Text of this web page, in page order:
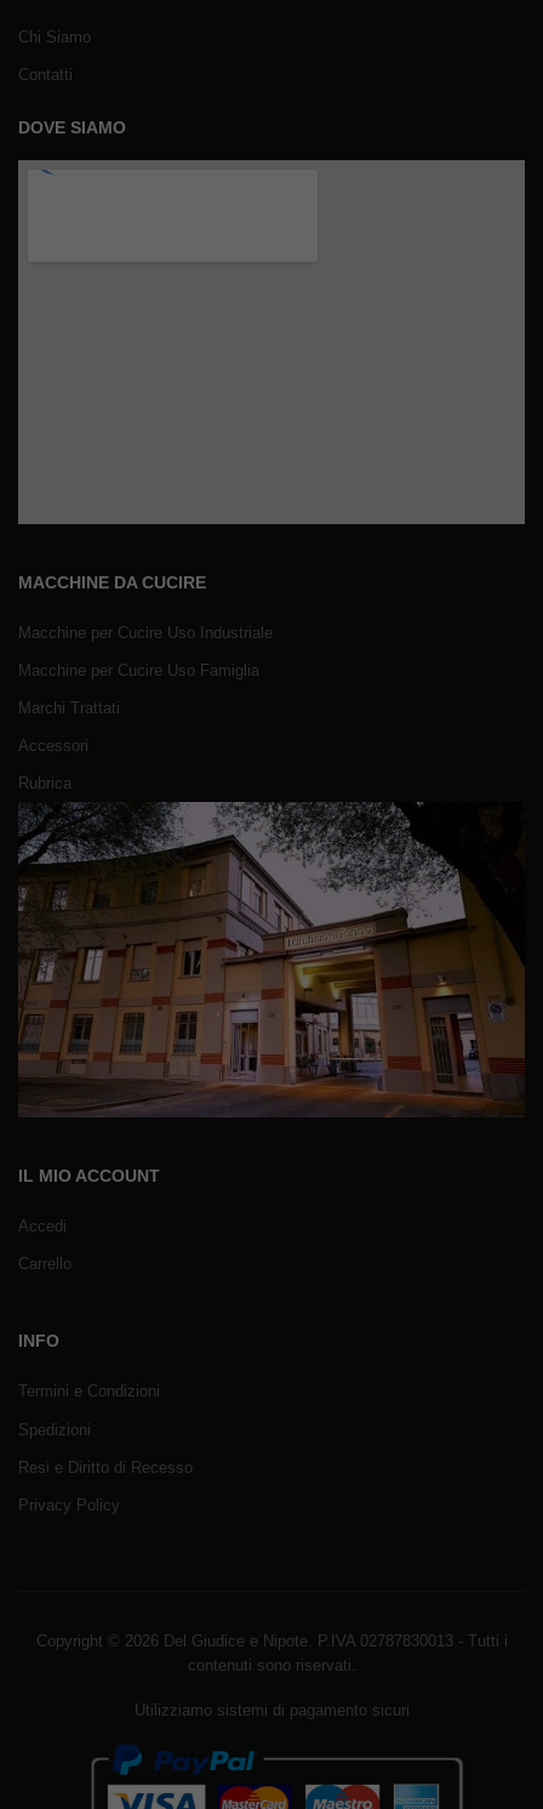
Chi Siamo
Contatti
DOVE SIAMO
MACCHINE DA CUCIRE
Macchine per Cucire Uso Industriale
Macchine per Cucire Uso Famiglia
Marchi Trattati
Accessori
Rubrica
IL MIO ACCOUNT
Accedi
Carrello
INFO
Termini e Condizioni
Spedizioni
Resi e Diritto di Recesso
Privacy Policy
Copyright © 2026 Del Giudice e Nipote. P.IVA 02787830013 - Tutti i
contenuti sono riservati.
Utilizziamo sistemi di pagamento sicuri